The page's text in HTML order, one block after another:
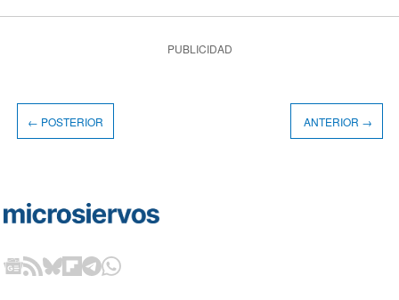
PUBLICIDAD
← POSTERIOR ANTERIOR →